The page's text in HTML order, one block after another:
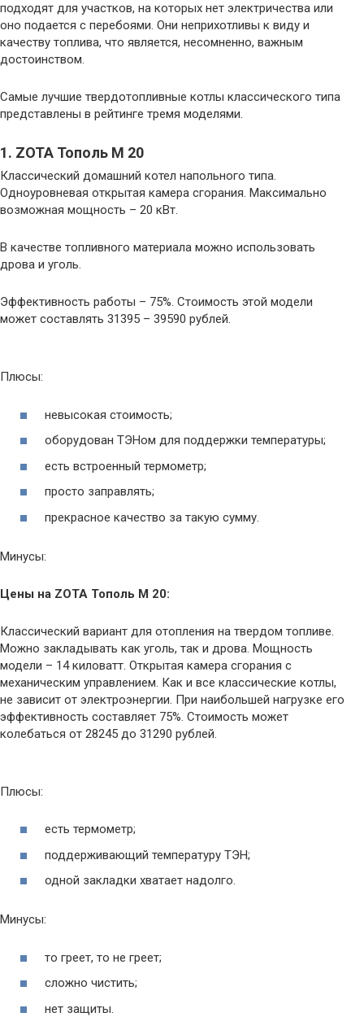
подходят для участков, на которых нет электричества или
оно подается с перебоями. Они неприхотливы к виду и
качеству топлива, что является, несомненно, важным
достоинством.
Самые лучшие твердотопливные котлы классического типа
представлены в рейтинге тремя моделями.
1. ZOTA Тополь М 20
Классический домашний котел напольного типа.
Одноуровневая открытая камера сгорания. Максимально
возможная мощность – 20 кВт.
В качестве топливного материала можно использовать
дрова и уголь.
Эффективность работы – 75%. Стоимость этой модели
может составлять 31395 – 39590 рублей.
Плюсы:
невысокая стоимость;
оборудован ТЭНом для поддержки температуры;
есть встроенный термометр;
просто заправлять;
прекрасное качество за такую сумму.
Минусы:
Цены на ZOTA Тополь М 20:
Классический вариант для отопления на твердом топливе.
Можно закладывать как уголь, так и дрова. Мощность
модели – 14 киловатт. Открытая камера сгорания с
механическим управлением. Как и все классические котлы,
не зависит от электроэнергии. При наибольшей нагрузке его
эффективность составляет 75%. Стоимость может
колебаться от 28245 до 31290 рублей.
Плюсы:
есть термометр;
поддерживающий температуру ТЭН;
одной закладки хватает надолго.
Минусы:
то греет, то не греет;
сложно чистить;
нет защиты.